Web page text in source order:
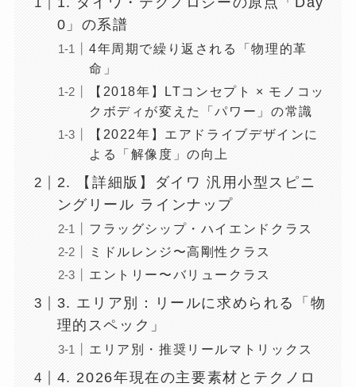
0」の系譜
4年周期で繰り返される「物理的革
命」
【2018年】LTコンセプト × モノコッ
クボディが変えた「パワー」の常識
【2022年】エアドライブデザインに
よる「解像度」の向上
2. 【詳細版】ダイワ 汎用小型スピニ
ングリール ラインナップ
フラッグシップ・ハイエンドクラス
ミドルレンジ〜高剛性クラス
エントリー〜バリュークラス
3. エリア別：リールに求められる「物
理的スペック」
エリア別・推奨リールマトリックス
4. 2026年現在の主要素材とテクノロ